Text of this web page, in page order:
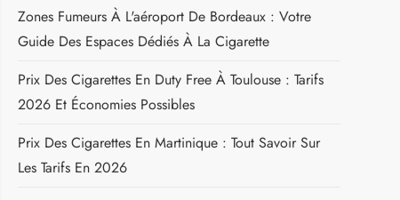
Zones Fumeurs À L'aéroport De Bordeaux : Votre
Guide Des Espaces Dédiés À La Cigarette
Prix Des Cigarettes En Duty Free À Toulouse : Tarifs
2026 Et Économies Possibles
Prix Des Cigarettes En Martinique : Tout Savoir Sur
Les Tarifs En 2026